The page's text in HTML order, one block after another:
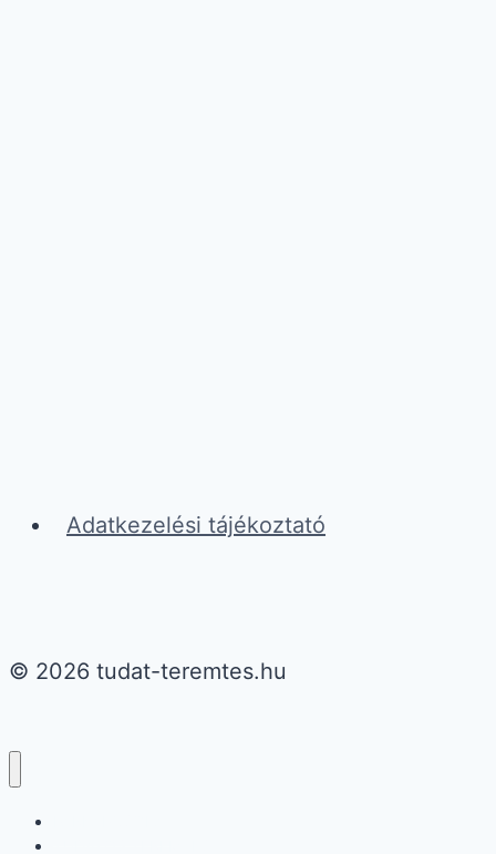
Adatkezelési tájékoztató
© 2026 tudat-teremtes.hu